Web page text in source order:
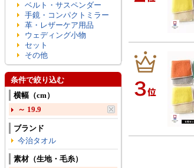
ベルト・サスペンダー
手鏡・コンパクトミラー
革・レザーケア用品
ウェディング小物
セット
その他
条件で絞り込む
横幅（cm）
～ 19.9
ブランド
今治タオル
素材（生地・毛糸）